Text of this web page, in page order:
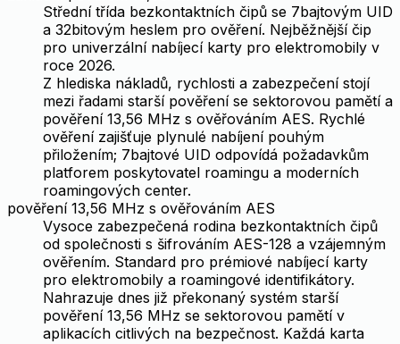
Střední třída bezkontaktních čipů se 7bajtovým UID
a 32bitovým heslem pro ověření. Nejběžnější čip
pro univerzální nabíjecí karty pro elektromobily v
roce 2026.
Z hlediska nákladů, rychlosti a zabezpečení stojí
mezi řadami starší pověření se sektorovou pamětí a
pověření 13,56 MHz s ověřováním AES. Rychlé
ověření zajišťuje plynulé nabíjení pouhým
přiložením; 7bajtové UID odpovídá požadavkům
platforem poskytovatel roamingu a moderních
roamingových center.
pověření 13,56 MHz s ověřováním AES
Vysoce zabezpečená rodina bezkontaktních čipů
od společnosti s šifrováním AES-128 a vzájemným
ověřením. Standard pro prémiové nabíjecí karty
pro elektromobily a roamingové identifikátory.
Nahrazuje dnes již překonaný systém starší
pověření 13,56 MHz se sektorovou pamětí v
aplikacích citlivých na bezpečnost. Každá karta